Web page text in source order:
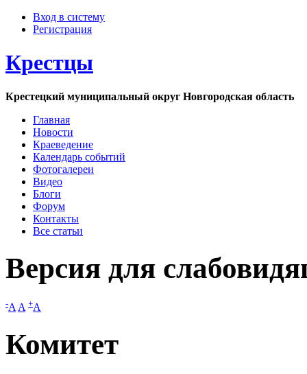
Вход в систему
Регистрация
Крестцы
Крестецкий муниципальный округ Новгородская область
Главная
Новости
Краеведение
Календарь событий
Фотогалереи
Видео
Блоги
Форум
Контакты
Все статьи
Версия для
-A A +A
Комитет